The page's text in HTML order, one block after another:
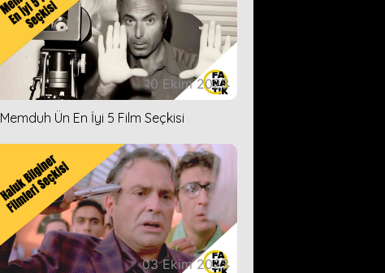
10 Ekim 2023
Memduh Ün En İyi 5 Film Seçkisi
03 Ekim 2023